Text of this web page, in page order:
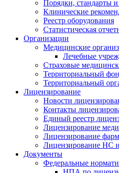
Порядки, стандарты
Клинические
Реестр оборудования
Статистическая
Организации
Медицинские
Лечебные
Страховые
Территориальный
Территориальный
Лицензирование
Новости
Контакты
Единый реестр
Лицензирование
Лицензирование
Лицензирование НС
Документы
Федеральные